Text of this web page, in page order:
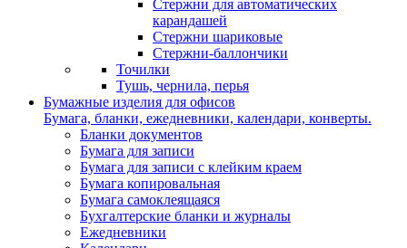
Стержни для автоматических
карандашей
Стержни шариковые
Стержни-баллончики
Точилки
Тушь, чернила, перья
Бумажные изделия для офисов
Бумага, бланки, ежедневники, календари, конверты.
Бланки документов
Бумага для записи
Бумага для записи с клейким краем
Бумага копировальная
Бумага самоклеящаяся
Бухгалтерские бланки и журналы
Ежедневники